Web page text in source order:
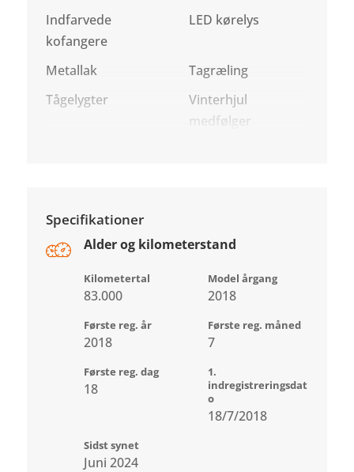
Indfarvede
kofangere
LED kørelys
Metallak
Tagræling
Tågelygter
Vinterhjul
medfølger
Specifikationer
Alder og kilometerstand
Kilometertal
83.000
Model årgang
2018
Første reg. år
2018
Første reg. måned
7
Første reg. dag
18
1.
indregistreringsdat
o
18/7/2018
Sidst synet
Juni 2024